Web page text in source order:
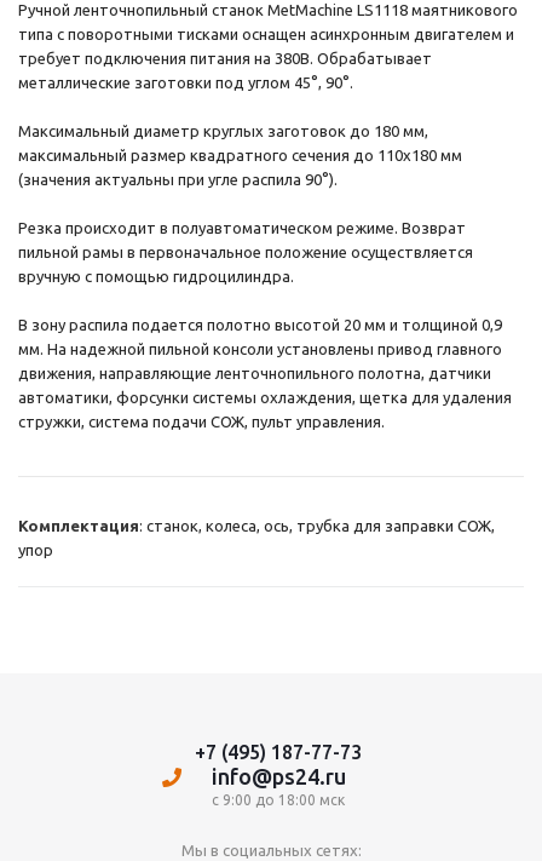
Ручной ленточнопильный станок MetMachine LS1118 маятникового
типа с поворотными тисками оснащен асинхронным двигателем и
требует подключения питания на 380В. Обрабатывает
металлические заготовки под углом 45°, 90°.
Максимальный диаметр круглых заготовок до 180 мм,
максимальный размер квадратного сечения до 110х180 мм
(значения актуальны при угле распила 90°).
Резка происходит в полуавтоматическом режиме. Возврат
пильной рамы в первоначальное положение осуществляется
вручную с помощью гидроцилиндра.
В зону распила подается полотно высотой 20 мм и толщиной 0,9
мм. На надежной пильной консоли установлены привод главного
движения, направляющие ленточнопильного полотна, датчики
автоматики, форсунки системы охлаждения, щетка для удаления
стружки, система подачи СОЖ, пульт управления.
Комплектация: станок, колеса, ось, трубка для заправки СОЖ,
упор
+7 (495) 187-77-73
info@ps24.ru
с 9:00 до 18:00 мск
Мы в социальных сетях: